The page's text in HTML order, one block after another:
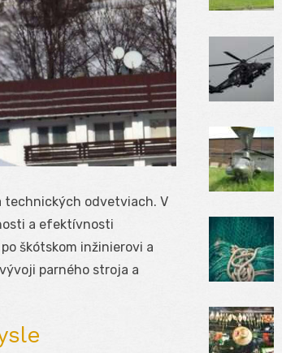
technických odvetviach. V
a efektívnosti
škótskom inžinierovi a
parného stroja a